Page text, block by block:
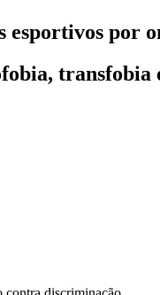
esportivos por